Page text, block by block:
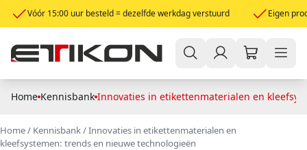
Vóór 15:00 uur besteld = dezelfde werkdag verstuurd Eigen
Home Kennisbank Innovaties in etikettenmaterialen en
Home/ Kennisbank/Innovaties in etikettenmaterialen en
kleefsystemen: trends en nieuwe technologieën